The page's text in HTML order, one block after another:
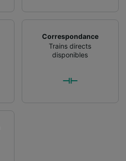
Correspondance
Trains directs
disponibles